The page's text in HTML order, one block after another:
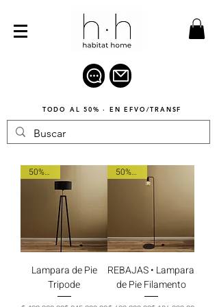
TODO AL 50% · EN EFVO/TRANSF
50% OFF
Lampara de Pie
Tripode
50% OFF
REBAJAS • Lampara
de Pie Filamento